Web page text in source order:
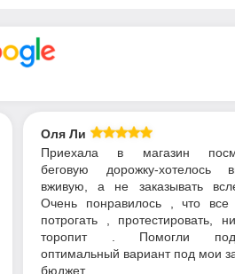
Оля Ли
Приехала в магазин
беговую дорожку-хотелось
вживую, а не заказывать
Очень понравилось , что
потрогать , протестировать,
торопит . Помогли
оптимальный вариант под мои
бюджет....